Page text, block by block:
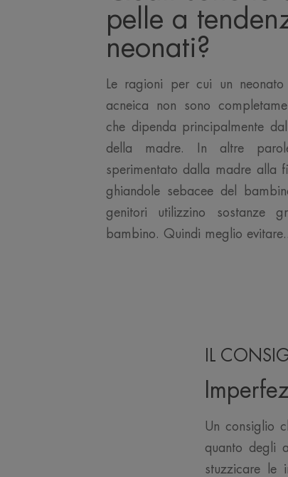
pelle a
neonati?
Le ragioni per cui un
acneica non sono
che dipenda principalmente
della madre. In altre
sperimentato dalla madre alla
ghiandole sebacee del
genitori utilizzino sostanze
bambino. Quindi meglio
IL
Un consiglio
quanto degli
stuzzicare le